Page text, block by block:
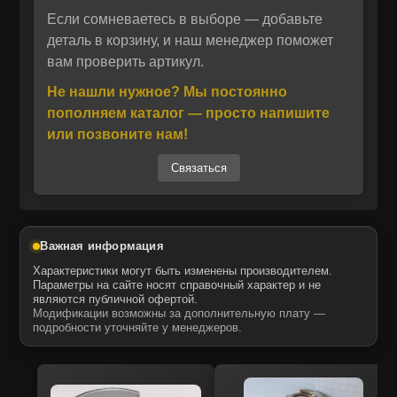
Отправить
Даю своё согласие на обработку персональных данных.
Отправить
Даю своё согласие на обработку персональных данных.
горнодобывающей промышленности и
сельского хозяйства.
Изготовленные из высокопрочных сталей и
подвергнутые специальной термической
обработке, толкатели клапанов MTK
обладают увеличенным сроком службы и
устойчивостью к износу. Конструкция деталей
соответствует техническим требованиям
производителя, что гарантирует точное
в условиях повышенных нагрузок. Эти
компонентов Caterpillar, обеспечивающий
оптимальное соотношение цены и
эксплуатационных характеристик.
Запчасти MTK для спецтехники отличаются
высокой точностью изготовления и проходят
Если сомневаетесь в выборе — добавьте
деталь в корзину, и наш менеджер поможет
вам проверить артикул.
Не нашли нужное? Мы постоянно
пополняем каталог — просто напишите
или позвоните нам!
Связаться
Важная информация
Характеристики могут быть изменены производителем.
Параметры на сайте носят справочный характер и не
являются публичной офертой.
Модификации возможны за дополнительную плату —
подробности уточняйте у менеджеров.